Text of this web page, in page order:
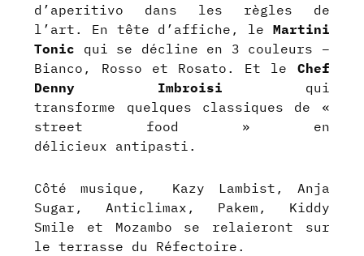
d’aperitivo dans les règles de
l’art. En tête d’affiche, le Martini
Tonic qui se décline en 3 couleurs –
Bianco, Rosso et Rosato. Et le Chef
Denny Imbroisi qui
transforme quelques classiques de «
street food » en
délicieux antipasti.
Côté musique, Kazy Lambist, Anja
Sugar, Anticlimax, Pakem, Kiddy
Smile et Mozambo se relaieront sur
le terrasse du Réfectoire.